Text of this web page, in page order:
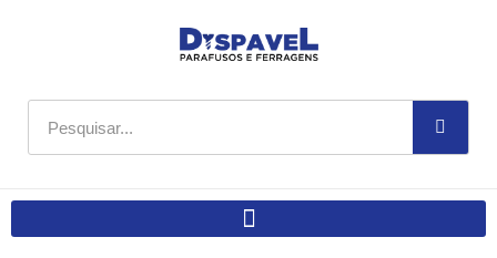
Pesquisar